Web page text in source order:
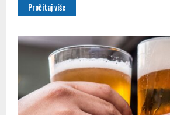
Pročitaj više